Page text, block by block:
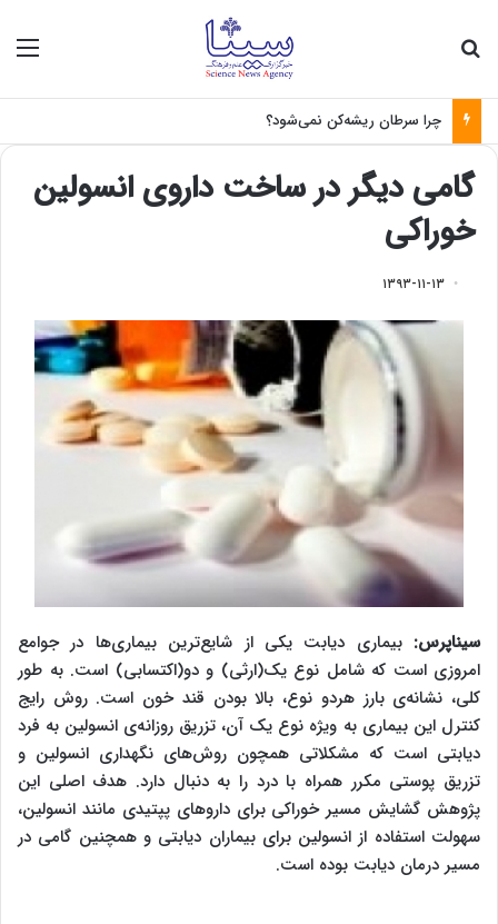
چرا سرطان ریشه‌کن نمی‌شود؟
گامی دیگر در ساخت داروی انسولین
خوراکی
۱۳۹۳-۱۱-۱۳
سیناپرس:بیماری دیابت یکی از شایع‌ترین بیماری‌ها در جوامع
امروزی است که شامل نوع یک(ارثی) و دو(اکتسابی) است. به طور
کلی، نشانه‌ی بارز هردو نوع، بالا بودن قند خون است. روش رایج
کنترل این بیماری به ویژه نوع یک آن، تزریق روزانه‌ی انسولین به فرد
دیابتی است که مشکلاتی همچون روش‌های نگهداری انسولین و
تزریق پوستی مکرر همراه با درد را به دنبال دارد. هدف اصلی این
پژوهش گشایش مسیر خوراکی برای داروهای پپتیدی مانند انسولین،
سهولت استفاده از انسولین برای بیماران دیابتی و همچنین گامی در
مسیر درمان دیابت بوده است.